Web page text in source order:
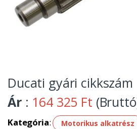
Ducati gyári
Ár : 164 325 Ft
Kategória: Motorikus alkatrész